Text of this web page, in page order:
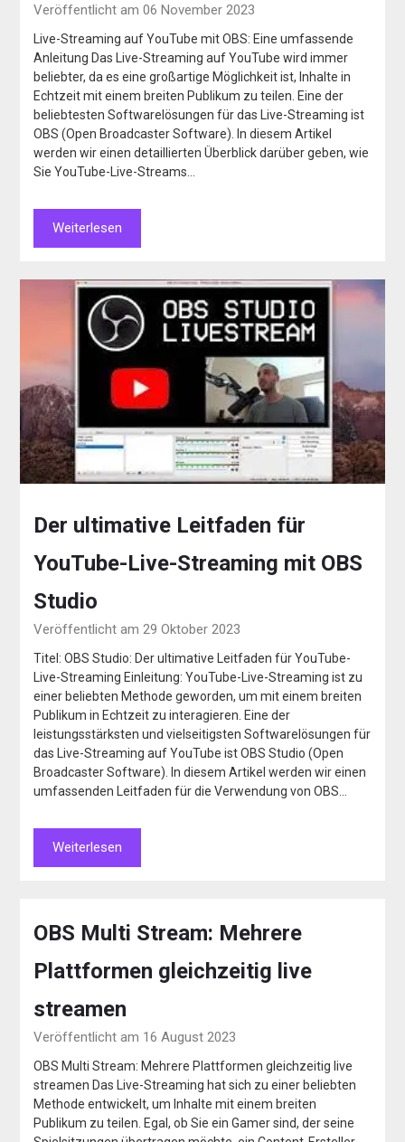
Veröffentlicht am 06 November 2023
Live-Streaming auf YouTube mit OBS: Eine umfassende
Anleitung Das Live-Streaming auf YouTube wird immer
beliebter, da es eine großartige Möglichkeit ist, Inhalte in
Echtzeit mit einem breiten Publikum zu teilen. Eine der
beliebtesten Softwarelösungen für das Live-Streaming ist
OBS (Open Broadcaster Software). In diesem Artikel
werden wir einen detaillierten Überblick darüber geben, wie
Sie YouTube-Live-Streams…
Weiterlesen
Der ultimative Leitfaden für
YouTube-Live-Streaming mit OBS
Studio
Veröffentlicht am 29 Oktober 2023
Titel: OBS Studio: Der ultimative Leitfaden für YouTube-
Live-Streaming Einleitung: YouTube-Live-Streaming ist zu
einer beliebten Methode geworden, um mit einem breiten
Publikum in Echtzeit zu interagieren. Eine der
leistungsstärksten und vielseitigsten Softwarelösungen für
das Live-Streaming auf YouTube ist OBS Studio (Open
Broadcaster Software). In diesem Artikel werden wir einen
umfassenden Leitfaden für die Verwendung von OBS…
Weiterlesen
OBS Multi Stream: Mehrere
Plattformen gleichzeitig live
streamen
Veröffentlicht am 16 August 2023
OBS Multi Stream: Mehrere Plattformen gleichzeitig live
streamen Das Live-Streaming hat sich zu einer beliebten
Methode entwickelt, um Inhalte mit einem breiten
Publikum zu teilen. Egal, ob Sie ein Gamer sind, der seine